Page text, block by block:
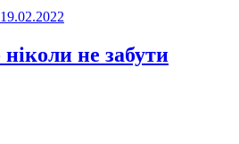
19.02.2022
не забути